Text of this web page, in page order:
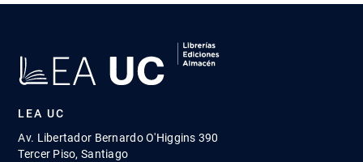
LEA UC
Av. Libertador Bernardo O'Higgins 390
Tercer Piso, Santiago